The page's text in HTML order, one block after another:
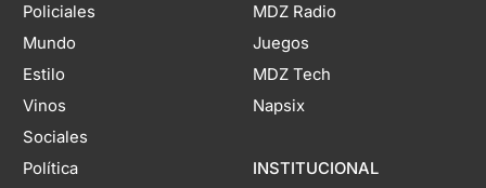
Policiales
Mundo
Estilo
Vinos
Sociales
Política
MDZ Radio
Juegos
MDZ Tech
Napsix
INSTITUCIONAL